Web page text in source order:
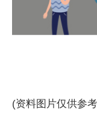
(资料图片仅供参